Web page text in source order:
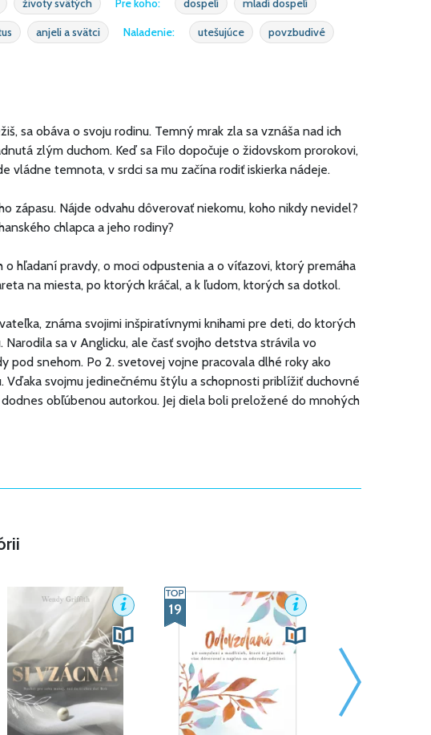
životy svätých Pre koho: dospelí
mladí dospelí
anjeli a svätci Naladenie: utešujúce
povzbudivé
sa obáva o svoju rodinu. Temný mrak zla sa vznáša nad ich
zlým duchom. Keď sa Filo dopočuje o židovskom prorokovi,
vládne temnota, v srdci sa mu začína rodiť iskierka nádeje.
zápasu. Nájde odvahu dôverovať niekomu, koho nikdy nevidel?
chlapca a jeho rodiny?
o hľadaní pravdy, o moci odpustenia a o víťazovi, ktorý premáha
na miesta, po ktorých kráčal, a k ľudom, ktorých sa dotkol.
známa svojimi inšpiratívnymi knihami pre deti, do ktorých
sa v Anglicku, ale časť svojho detstva strávila vo
pod snehom. Po 2. svetovej vojne pracovala dlhé roky ako
Vďaka svojmu jedinečnému štýlu a schopnosti priblížiť duchovné
obľúbenou autorkou. Jej diela boli preložené do mnohých
19